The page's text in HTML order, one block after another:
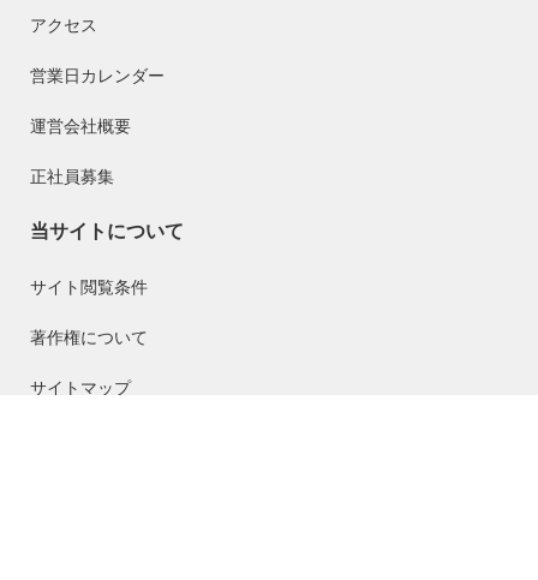
アクセス
営業日カレンダー
運営会社概要
正社員募集
当サイトについて
サイト閲覧条件
著作権について
サイトマップ